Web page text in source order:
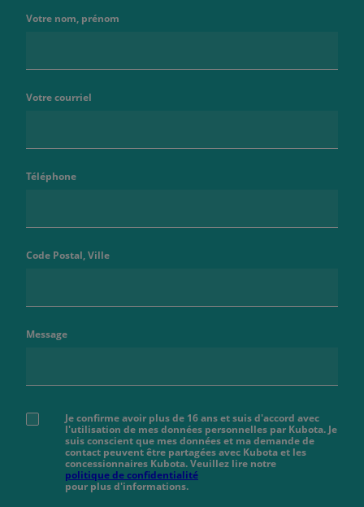
Votre nom, prénom
Votre courriel
Téléphone
Code Postal, Ville
Message
Je confirme avoir plus de 16 ans et suis d'accord avec
l'utilisation de mes données personnelles par Kubota. Je
suis conscient que mes données et ma demande de
contact peuvent être partagées avec Kubota et les
concessionnaires Kubota. Veuillez lire notre
politique de confidentialité
pour plus d'informations.